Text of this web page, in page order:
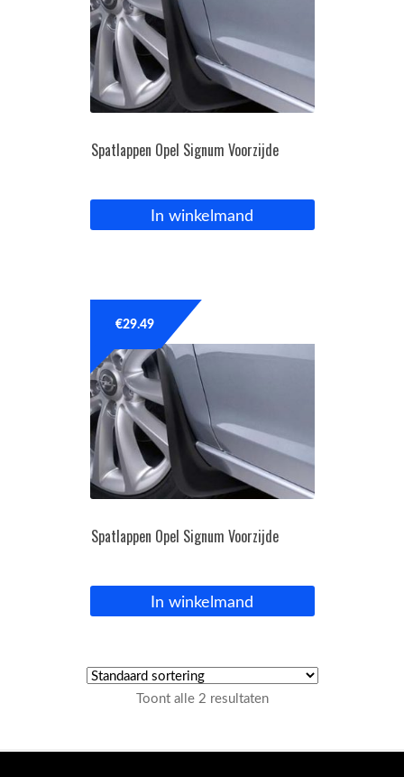
Bedrijfswagen parts
Inloggen / Registreren
Spatlappen Opel Signum Voorzijde
In winkelmand
Spatlappen Opel Signum Voorzijde
€29.49
In winkelmand
Toont alle 2 resultaten